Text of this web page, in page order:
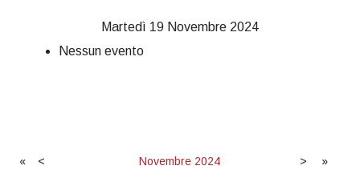
Martedì 19 Novembre 2024
Nessun evento
« < Novembre 2024 > »